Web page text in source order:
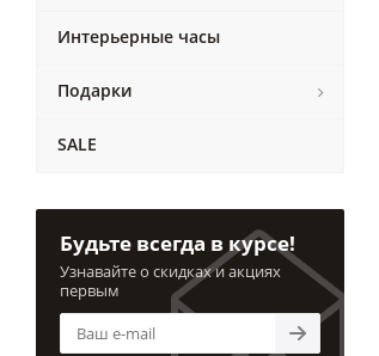
Интерьерные часы
Подарки
SALE
Будьте всегда в курсе!
Узнавайте о скидках и акциях
первым